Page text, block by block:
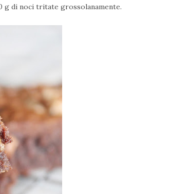
g di noci tritate grossolanamente.